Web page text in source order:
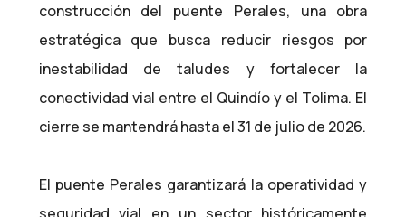
construcción del puente Perales, una obra
estratégica que busca reducir riesgos por
inestabilidad de taludes y fortalecer la
conectividad vial entre el Quindío y el Tolima. El
cierre se mantendrá hasta el 31 de julio de 2026.
El puente Perales garantizará la operatividad y